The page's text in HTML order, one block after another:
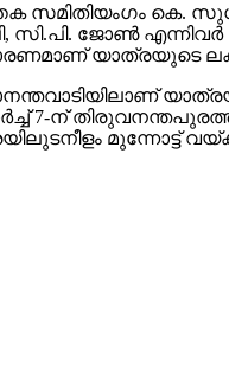
സമിതിയംഗം കെ.
ജോണ്‍ എന്നിവര്‍
യാത്രയുടെ
7-ന്
മുന്നോട്ട്